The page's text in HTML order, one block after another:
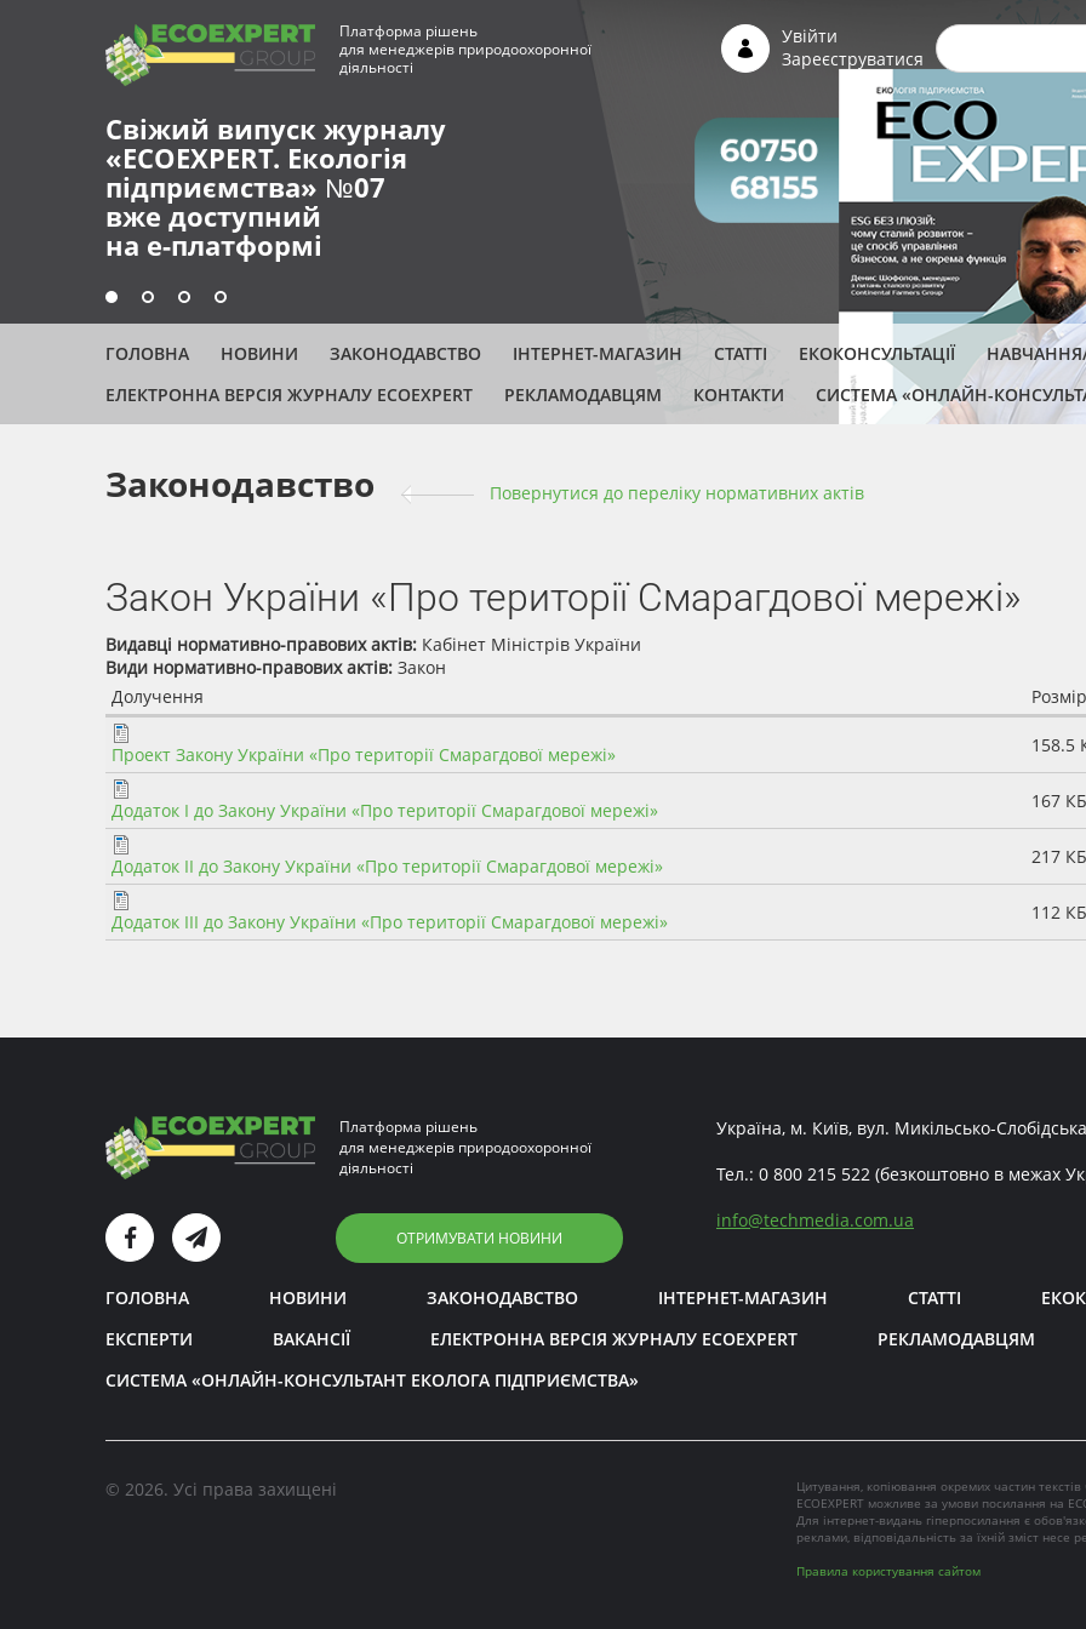
Свіжий випуск журналу
«ECOEXPERT. Екологія
підприємства» №07
вже доступний
на е-платформі
Платформа рішень
для менеджерів природоохоронної
діяльності
Увійти
Зареєструватися
ГОЛОВНА НОВИНИ ЗАКОНОДАВСТВО ІНТЕРНЕТ-МАГАЗИН СТАТТІ ЕКОКОНСУЛЬТАЦІЇ НАВЧАННЯ/
ЕЛЕКТРОННА ВЕРСІЯ ЖУРНАЛУ ECOEXPERT
РЕКЛАМОДАВЦЯМ КОНТАКТИ СИСТЕМА «ОНЛАЙН-
Законодавство Повернутися до переліку нормативних актів
Закон України «Про території Смарагдової мережі»
Видавці нормативно-правових актів: Кабінет Міністрів України
Види нормативно-правових актів: Закон
Долучення
Розмір
Проект Закону України «Про території Смарагдової мережі» 158.5
Додаток I до Закону України «Про території Смарагдової мережі» 167 КБ
Додаток II до Закону України «Про території Смарагдової мережі» 217 КБ
Додаток III до Закону України «Про території Смарагдової мережі» 112 КБ
Платформа рішень
для менеджерів природоохоронної
діяльності
ОТРИМУВАТИ НОВИНИ
Україна, м. Київ, вул. Микільсько-
Тел.: 0 800 215 522 (безкоштовно в межах
info@techmedia.com.ua
ГОЛОВНА НОВИНИ ЗАКОНОДАВСТВО ІНТЕРНЕТ-МАГАЗИН СТАТТІ
ЕКСПЕРТИ
ВАКАНСІЇ ЕЛЕКТРОННА ВЕРСІЯ ЖУРНАЛУ ECOEXPERT РЕКЛАМОДАВЦЯМ
СИСТЕМА «ОНЛАЙН-КОНСУЛЬТАНТ ЕКОЛОГА ПІДПРИЄМСТВА»
Цитування, копіювання окремих частин
ECOEXPERT можливе за умови посилання на
Для інтернет-видань гіперпосилання є
реклами, відповідальність за їхній зміст несе
Правила користування сайтом
© 2026. Усі права захищені